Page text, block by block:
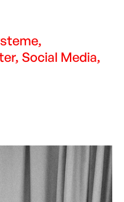
Social Media,